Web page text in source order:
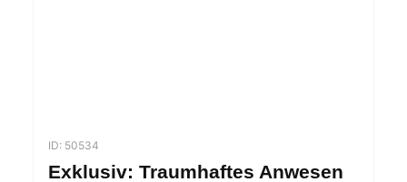
ID: 50534
Exklusiv: Traumhaftes Anwesen